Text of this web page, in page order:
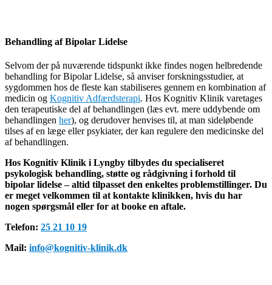
Behandling af Bipolar Lidelse
Selvom der på nuværende tidspunkt ikke findes nogen helbredende
behandling for Bipolar Lidelse, så anviser forskningsstudier, at
sygdommen hos de fleste kan stabiliseres gennem en kombination af
medicin og Kognitiv Adfærdsterapi. Hos Kognitiv Klinik varetages
den terapeutiske del af behandlingen (læs evt. mere uddybende om
behandlingen her), og derudover henvises til, at man sideløbende
tilses af en læge eller psykiater, der kan regulere den medicinske del
af behandlingen.
Hos Kognitiv Klinik i Lyngby tilbydes du specialiseret
psykologisk behandling, støtte og rådgivning i forhold til
bipolar lidelse – altid tilpasset den enkeltes problemstillinger. Du
er meget velkommen til at kontakte klinikken, hvis du har
nogen spørgsmål eller for at booke en aftale.
Telefon: 25 21 10 19
Mail: info@kognitiv-klinik.dk